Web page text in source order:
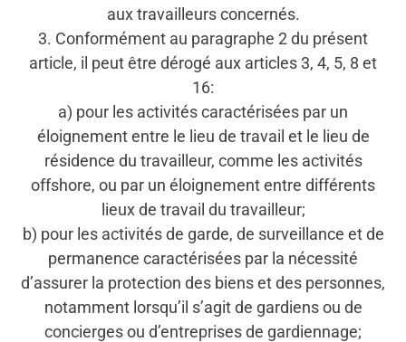
aux travailleurs concernés.
3. Conformément au paragraphe 2 du présent
article, il peut être dérogé aux articles 3, 4, 5, 8 et
16:
a) pour les activités caractérisées par un
éloignement entre le lieu de travail et le lieu de
résidence du travailleur, comme les activités
offshore, ou par un éloignement entre différents
lieux de travail du travailleur;
b) pour les activités de garde, de surveillance et de
permanence caractérisées par la nécessité
d’assurer la protection des biens et des personnes,
notamment lorsqu’il s’agit de gardiens ou de
concierges ou d’entreprises de gardiennage;